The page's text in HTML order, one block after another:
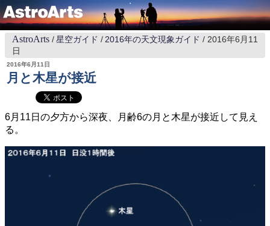
AstroArts 星空ガイド 2016年の天文現象ガイド
2016年6月11
日
2016年6月11日
月と木星が接近
6月11日の夕方から深夜、月齢6の月と木星が接近して見え
る。